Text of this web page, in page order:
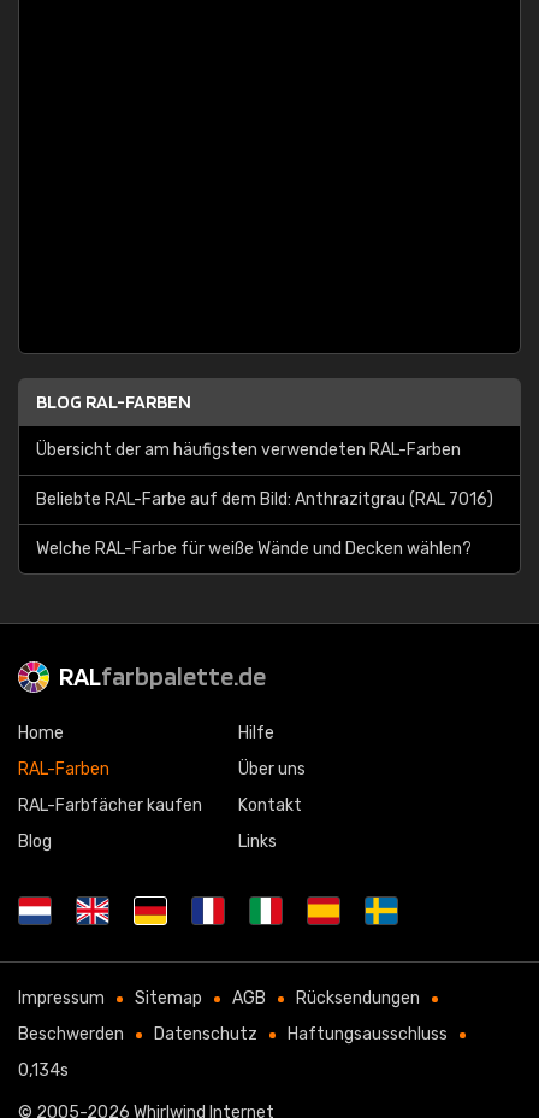
BLOG RAL-FARBEN
Übersicht der am häufigsten verwendeten RAL-Farben
Beliebte RAL-Farbe auf dem Bild: Anthrazitgrau (RAL 7016)
Welche RAL-Farbe für weiße Wände und Decken wählen?
RALfarbpalette.de
Home
RAL-Farben
RAL-Farbfächer kaufen
Blog
Hilfe
Über uns
Kontakt
Links
Impressum Sitemap AGB
Rücksendungen
Beschwerden
Datenschutz
Haftungsausschluss
0,134s
© 2005-2026 Whirlwind Internet